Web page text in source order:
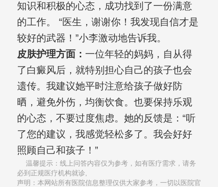
知识和积极的心态，成功找到了一份满意
的工作。 “医生，谢谢你！我发现自信才是
较好的武器！”小李激动地告诉我。
皮肤护理方面： 一位年轻的妈妈，自从得
了白癜风后，就特别担心自己的孩子也会
遗传。我建议她平时注意给孩子做好防
晒，避免外伤，均衡饮食。也要保持乐观
的心态，不要过度焦虑。她的反馈是：“听
了您的建议，我感觉轻松多了。我会好好
照顾自己和孩子！”
温馨提示：线上问答内容仅为参考，如有医疗需求，请务
必到正规医疗机构就诊,
声明：本网站所有医院信息整理仅供大家参考，一切以医院官